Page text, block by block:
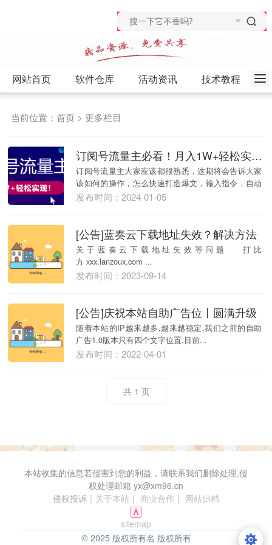
网站首页 软件仓库 活动资讯 技术教程
当前位置：首页 > 更多栏目
订阅号流量主必看！月入1W+轻松实现！一键生成爆款文章，快速起号。
订阅号流量主大家应该都很熟悉，这期将会告诉大家
该如何的操作，怎么快速打造爆文，输入指令，自动
生成，解...
发布时间：2024-01-05
[公告]蓝奏云下载地址失效？解决方法
关于蓝奏云下载地址失效等问题 打比
方 xxx.lanzoux.com ...
发布时间：2023-09-14
[公告]庆祝本站自助广告位丨圆满升级
随着本站的IP越来越多,越来越稳定,我们之前的自助
广告1.0版本只有四个文字位置,目前...
发布时间：2022-04-01
共 1 页
本站收集的信息若侵害到您的利益，请联系我们删除处理,侵
权处理邮箱 yx@xm96.cn
侵权投诉 | 关于本站 | 商业合作 | 网站归档
sitemap
© 2025 版权所有名 版权所有